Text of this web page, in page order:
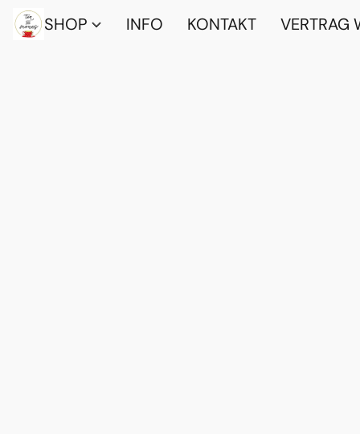
SHOP INFO KONTAKT VERTRAG